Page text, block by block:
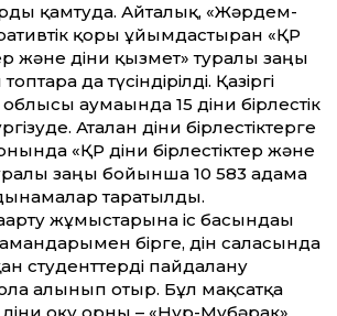
қамтуда. Айталық, «Жәрдем-
қоры ұйымдастырған «ҚР
және діни қызмет» туралы заңы
да түсіндірілді. Қазіргі
аумағында 15 діни бірлестік
Аталған діни бірлестіктерге
«ҚР діни бірлестіктер және
заңы бойынша 10 583 адамға
таратылды.
жұмыстарына іс басындағы
бірге, дін саласында
студент­терді пайдалану
алынып отыр. Бұл мақсатқа